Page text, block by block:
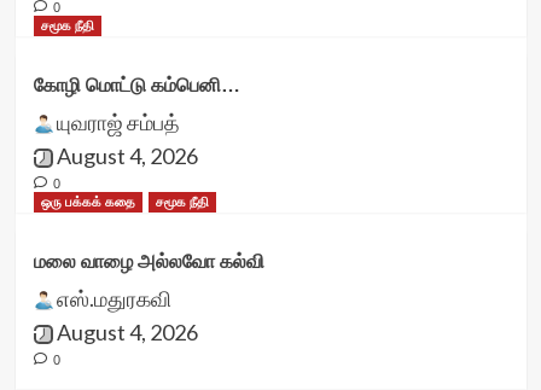
0
சமூக நீதி
கோழி மொட்டு கம்பெனி…
யுவராஜ் சம்பத்
August 4, 2026
0
ஒரு பக்கக் கதை
சமூக நீதி
மலை வாழை அல்லவோ கல்வி
எஸ்.மதுரகவி
August 4, 2026
0